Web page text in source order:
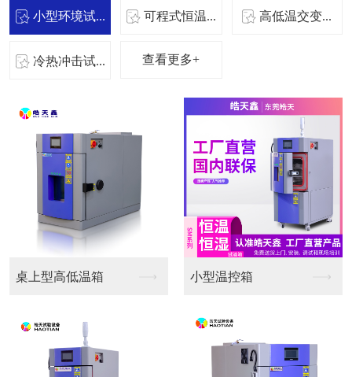
小型环境试... 可程式恒温... 高低温交变...
冷热冲击试... 查看更多+
桌上型高低温箱 小型温控箱